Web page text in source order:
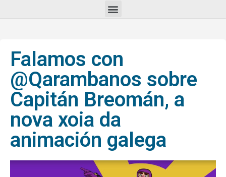
Falamos con
@Qarambanos sobre
Capitán Breomán, a
nova xoia da
animación galega